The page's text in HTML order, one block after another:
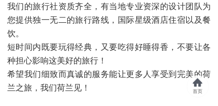
我们的旅行社资质齐全，有当地专业资深的设计团队为
您提供独一无二的旅行路线，国际星级酒店住宿以及餐
饮。
短时间内既要玩得经典，又要吃得好睡得香，不要让各
种担心影响这美好的旅行！
希望我们细致而真诚的服务能让更多人享受到完美的荷
兰之旅，我们荷兰见！
首页